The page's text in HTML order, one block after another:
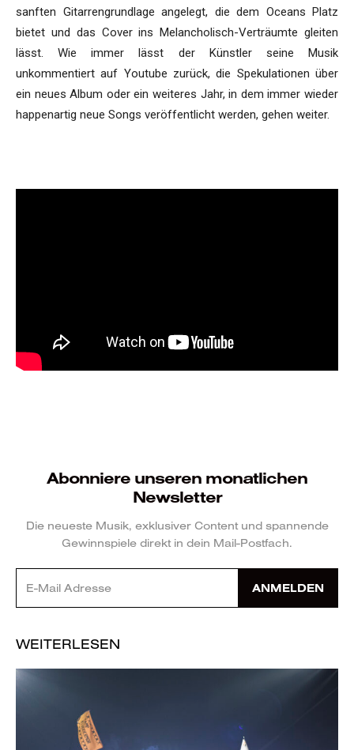
sanften Gitarrengrundlage angelegt, die dem Oceans Platz
bietet und das Cover ins Melancholisch-Verträumte gleiten
lässt. Wie immer lässt der Künstler seine Musik
unkommentiert auf Youtube zurück, die Spekulationen über
ein neues Album oder ein weiteres Jahr, in dem immer wieder
happenartig neue Songs veröffentlicht werden, gehen weiter.
Abonniere unseren monatlichen
Newsletter
Die neueste Musik, exklusiver Content und spannende
Gewinnspiele direkt in dein Mail-Postfach.
ANMELDEN
WEITERLESEN